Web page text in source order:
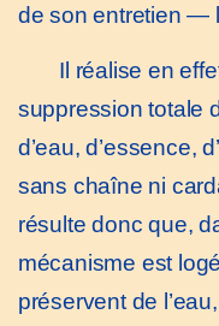
de son entretien —
Il réalise en
suppression totale
d’eau, d’essence,
sans chaîne ni
résulte donc que,
mécanisme est
préservent de